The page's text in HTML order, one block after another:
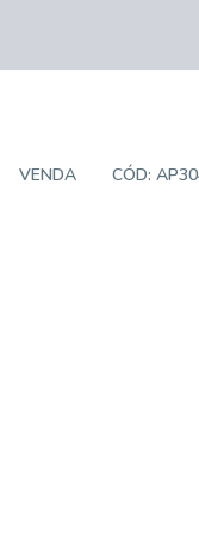
VENDA CÓD: